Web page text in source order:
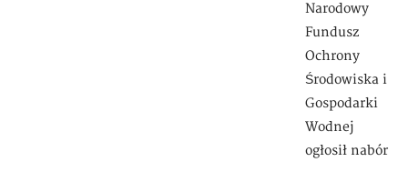
Narodowy
Fundusz
Ochrony
Środowiska i
Gospodarki
Wodnej
ogłosił nabór